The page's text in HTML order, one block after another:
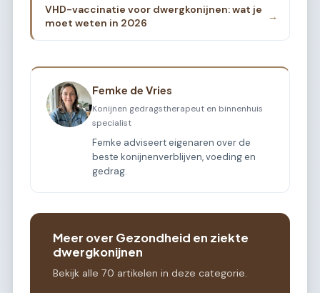
VHD-vaccinatie voor dwergkonijnen: wat je
moet weten in 2026
→
Femke de Vries
Konijnen gedragstherapeut en binnenhuis
specialist
Femke adviseert eigenaren over de
beste konijnenverblijven, voeding en
gedrag.
Meer over Gezondheid en ziekte
dwergkonijnen
Bekijk alle 70 artikelen in deze categorie.